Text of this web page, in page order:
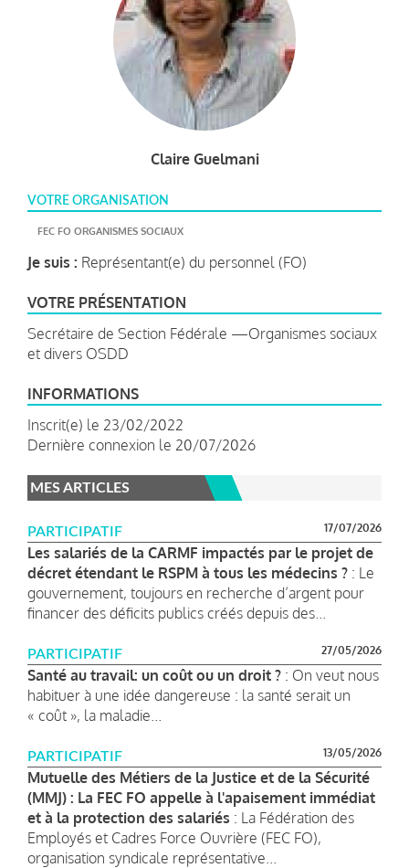
Claire Guelmani
VOTRE ORGANISATION
FEC FO ORGANISMES SOCIAUX
Je suis : Représentant(e) du personnel (FO)
VOTRE PRÉSENTATION
Secrétaire de Section Fédérale —Organismes sociaux
et divers OSDD
INFORMATIONS
Inscrit(e) le 23/02/2022
Dernière connexion le 20/07/2026
MES ARTICLES
PARTICIPATIF 17/07/2026
Les salariés de la CARMF impactés par le projet de
décret étendant le RSPM à tous les médecins ? : Le
gouvernement, toujours en recherche d’argent pour
financer des déficits publics créés depuis des...
PARTICIPATIF 27/05/2026
Santé au travail: un coût ou un droit ? : On veut nous
habituer à une idée dangereuse : la santé serait un
« coût », la maladie...
PARTICIPATIF 13/05/2026
Mutuelle des Métiers de la Justice et de la Sécurité
(MMJ) : La FEC FO appelle à l'apaisement immédiat
et à la protection des salariés : La Fédération des
Employés et Cadres Force Ouvrière (FEC FO),
organisation syndicale représentative...